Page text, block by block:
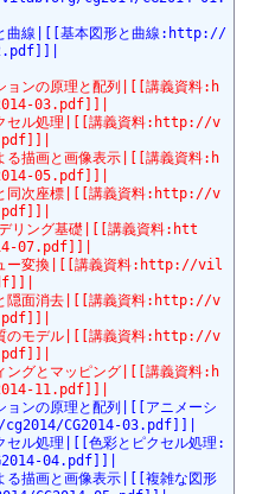
曲線|[[基本図形と曲線:http://
ンの原理と配列|[[講義資料:h
03.pdf]]|
セル処理|[[講義資料:http://v
描画と画像表示|[[講義資料:h
05.pdf]]|
同次座標|[[講義資料:http://v
リング基礎|[[講義資料:htt
07.pdf]]|
ー変換|[[講義資料:http://vil
隠面消去|[[講義資料:http://v
のモデル|[[講義資料:http://v
グとマッピング|[[講義資料:h
11.pdf]]|
ンの原理と配列|[[アニメーシ
CG2014-03.pdf]]|
ル処理|[[色彩とピクセル処理:
04.pdf]]|
描画と画像表示|[[複雑な図形